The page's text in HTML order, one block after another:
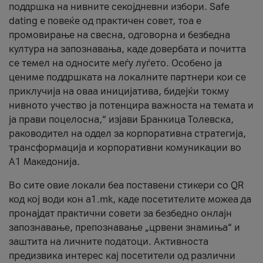
поддршка на нивните секојдневни избори. Safe
dating е повеќе од практичен совет, тоа е
промовирање на свесна, одговорна и безбедна
култура на запознавања, каде довербата и почитта
се темел на односите меѓу луѓето. Особено ја
цениме поддршката на локалните партнери кои се
приклучија на оваа иницијатива, бидејќи токму
нивното учество ја потенцира важноста на темата и
ја прави поцелосна,“ изјави Бранкица Толевска,
раководител на оддел за корпоративна стратегија,
трансформација и корпоративни комуникации во
А1 Македонија.
Во сите овие локали беа поставени стикери со QR
код кој води кон a1.mk, каде посетителите можеа да
пронајдат практични совети за безбедно онлајн
запознавање, препознавање „црвени знамиња“ и
заштита на личните податоци. Активноста
предизвика интерес кај посетители од различни